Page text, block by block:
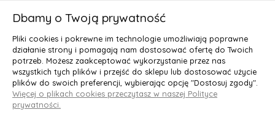
INFORMACJE
MOJE KONTO
O NAS
Deluxury.pl
Dbamy o Twoją prywatność
Pliki cookies i pokrewne im technologie umożliwiają poprawne
działanie strony i pomagają nam dostosować ofertę do Twoich
potrzeb. Możesz zaakceptować wykorzystanie przez nas
wszystkich tych plików i przejść do sklepu lub dostosować użycie
plików do swoich preferencji, wybierając opcję "Dostosuj zgody".
Więcej o plikach cookies przeczytasz w naszej Polityce
prywatności.